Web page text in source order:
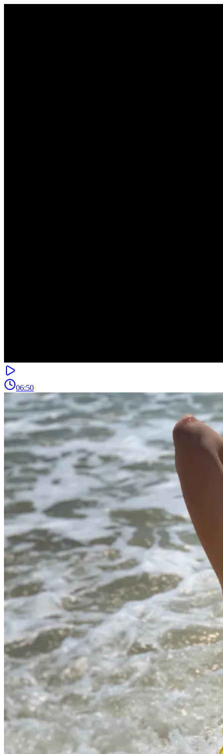
06:50